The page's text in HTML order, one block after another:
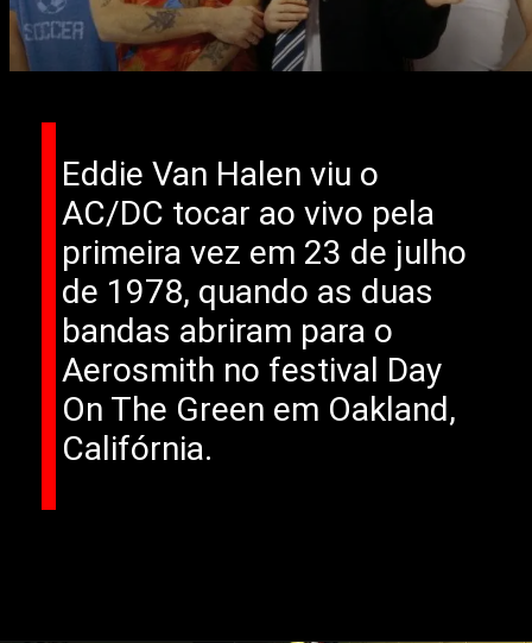
Eddie Van Halen viu o
AC/DC tocar ao vivo pela
primeira vez em 23 de julho
de 1978, quando as duas
bandas abriram para o
Aerosmith no festival Day
On The Green em Oakland,
Califórnia.